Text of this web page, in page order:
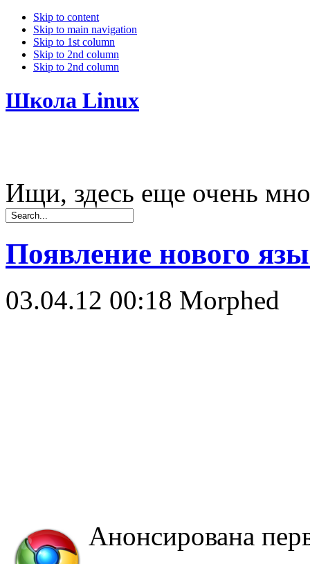
Skip to content
Skip to main navigation
Skip to 1st column
Skip to 2nd column
Skip to 2nd column
Школа Linux
Ищи, здесь еще очень
Появление нового
03.04.12 00:18 Morphed
Анонсирована